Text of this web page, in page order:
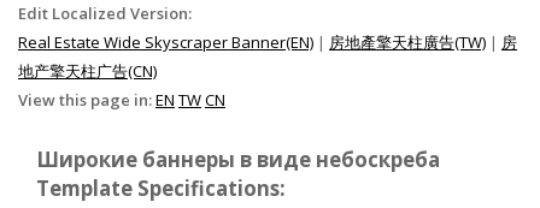
Edit Localized Version:
Real Estate Wide Skyscraper Banner(EN) | 房地產擎天柱廣告(TW) | 房
地产擎天柱广告(CN)
View this page in:EN TWCN
Широкие баннеры в виде небоскреба
Template Specifications: